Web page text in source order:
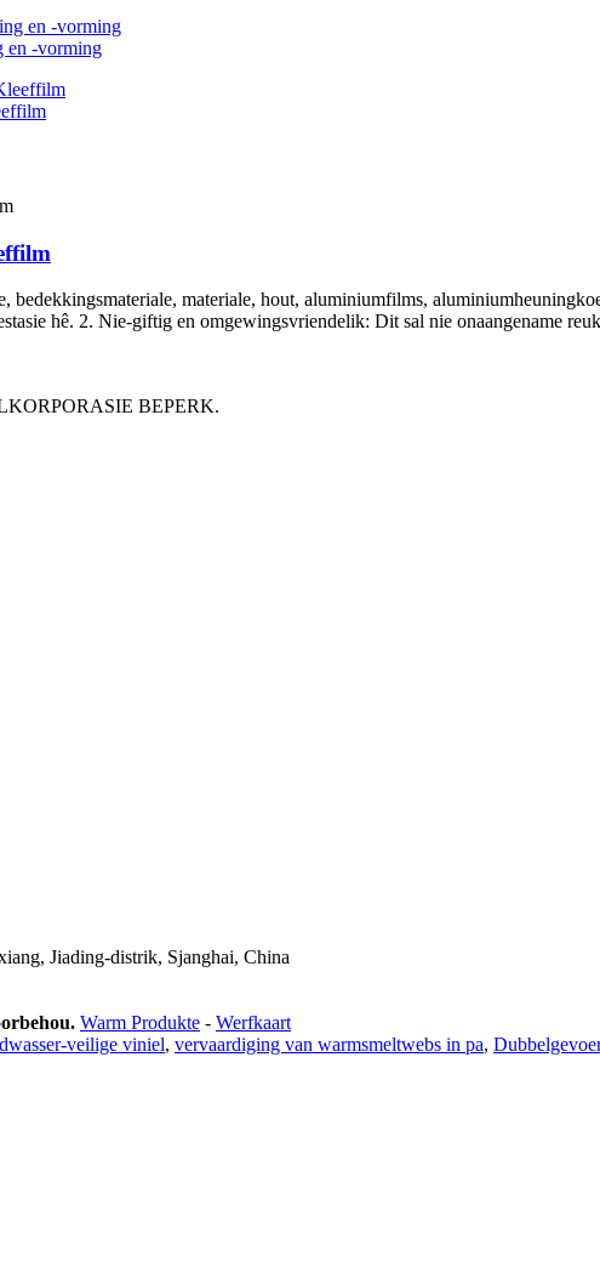
en -vorming
bedekkingsmateriale, materiale, hout, aluminiumfilms,
hê. 2. Nie-giftig en omgewingsvriendelik: Dit sal nie onaangename
BEPERK.
Jiading-distrik, Sjanghai, China
Warm Produkte - Werfkaart
veilige viniel, vervaardiging van warmsmeltwebs in pa,